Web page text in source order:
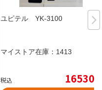
ユピテル YK-3100
マイストア在庫： 1413
税込 16530